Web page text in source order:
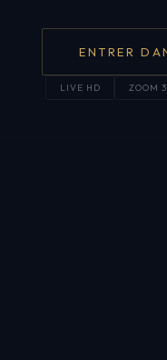
ENTRER
LIVE HD ZOOM